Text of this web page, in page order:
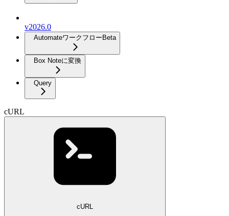
v2026.0
Automateワークフロー Beta
Box Noteに変換
Query
cURL
cURL